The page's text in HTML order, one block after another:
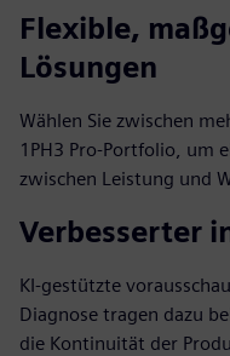
Flexible,
Lösungen
Wählen Sie zwischen
1PH3 Pro-Portfolio, um
zwischen Leistung und
Verbesserter
KI-gestützte
Diagnose tragen dazu
die Kontinuität der